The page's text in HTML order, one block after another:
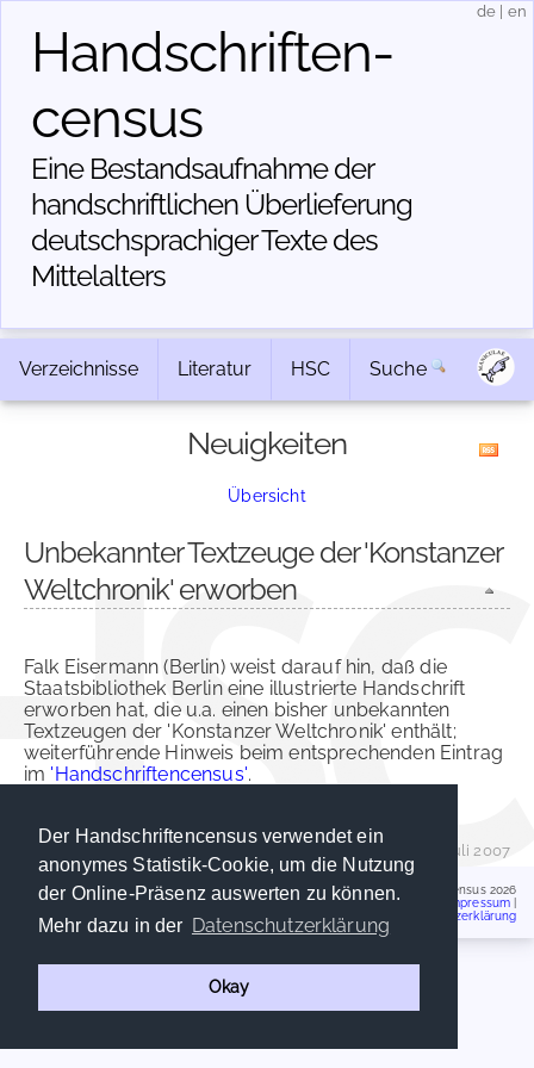
Der Handschriftencensus verwendet ein
anonymes Statistik-Cookie, um die Nutzung
der Online-Präsenz auswerten zu können.
Mehr dazu in der Datenschutzerklärung
Okay
Handschriften­
census
Eine Bestandsaufnahme der
handschriftlichen Über­lieferung
deutschsprachiger Texte des
Mittelalters
de en
Verzeichnisse Literatur HSC Suche
Neuigkeiten
Übersicht
Unbekannter Textzeuge der 'Konstanzer
Weltchronik' erworben
Falk Eisermann (Berlin) weist darauf hin, daß die
Staatsbibliothek Berlin eine illustrierte Handschrift
erworben hat, die u.a. einen bisher unbekannten
Textzeugen der 'Konstanzer Weltchronik' enthält;
weiterführende Hinweis beim entsprechenden Eintrag
im 'Handschriftencensus'.
| 13. Juli 2007
Handschriftencensus 2026
Impressum
Datenschutzerklärung